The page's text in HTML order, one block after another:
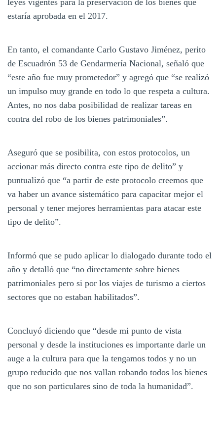
leyes vigentes para la preservación de los bienes que
estaría aprobada en el 2017.
En tanto, el comandante Carlo Gustavo Jiménez, perito
de Escuadrón 53 de Gendarmería Nacional, señaló que
“este año fue muy prometedor” y agregó que “se realizó
un impulso muy grande en todo lo que respeta a cultura.
Antes, no nos daba posibilidad de realizar tareas en
contra del robo de los bienes patrimoniales”.
Aseguró que se posibilita, con estos protocolos, un
accionar más directo contra este tipo de delito” y
puntualizó que “a partir de este protocolo creemos que
va haber un avance sistemático para capacitar mejor el
personal y tener mejores herramientas para atacar este
tipo de delito”.
Informó que se pudo aplicar lo dialogado durante todo el
año y detalló que “no directamente sobre bienes
patrimoniales pero si por los viajes de turismo a ciertos
sectores que no estaban habilitados”.
Concluyó diciendo que “desde mi punto de vista
personal y desde la instituciones es importante darle un
auge a la cultura para que la tengamos todos y no un
grupo reducido que nos vallan robando todos los bienes
que no son particulares sino de toda la humanidad”.